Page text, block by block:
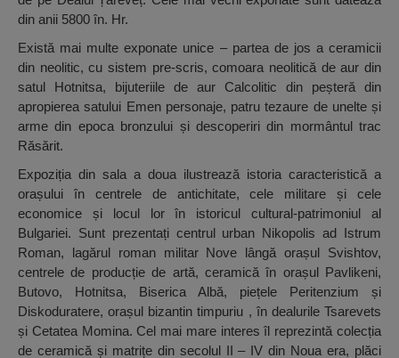
din anii 5800 în. Hr.
Există mai multe exponate unice – partea de jos a ceramicii
din neolitic, cu sistem pre-scris, comoara neolitică de aur din
satul Hotnitsa, bijuteriile de aur Calcolitic din peșteră din
apropierea satului Emen personaje, patru tezaure de unelte și
arme din epoca bronzului și descoperiri din mormântul trac
Răsărit.
Expoziția din sala a doua ilustrează istoria caracteristică a
orașului în centrele de antichitate, cele militare și cele
economice și locul lor în istoricul cultural-patrimoniul al
Bulgariei. Sunt prezentați centrul urban Nikopolis ad Istrum
Roman, lagărul roman militar Nove lângă orașul Svishtov,
centrele de producție de artă, ceramică în orașul Pavlikeni,
Butovo, Hotnitsa, Biserica Albă, piețele Peritenzium și
Diskoduratere, orașul bizantin timpuriu , în dealurile Tsarevets
și Cetatea Momina. Cel mai mare interes îl reprezintă colecția
de ceramică și matrițe din secolul II – IV din Noua era, plăci